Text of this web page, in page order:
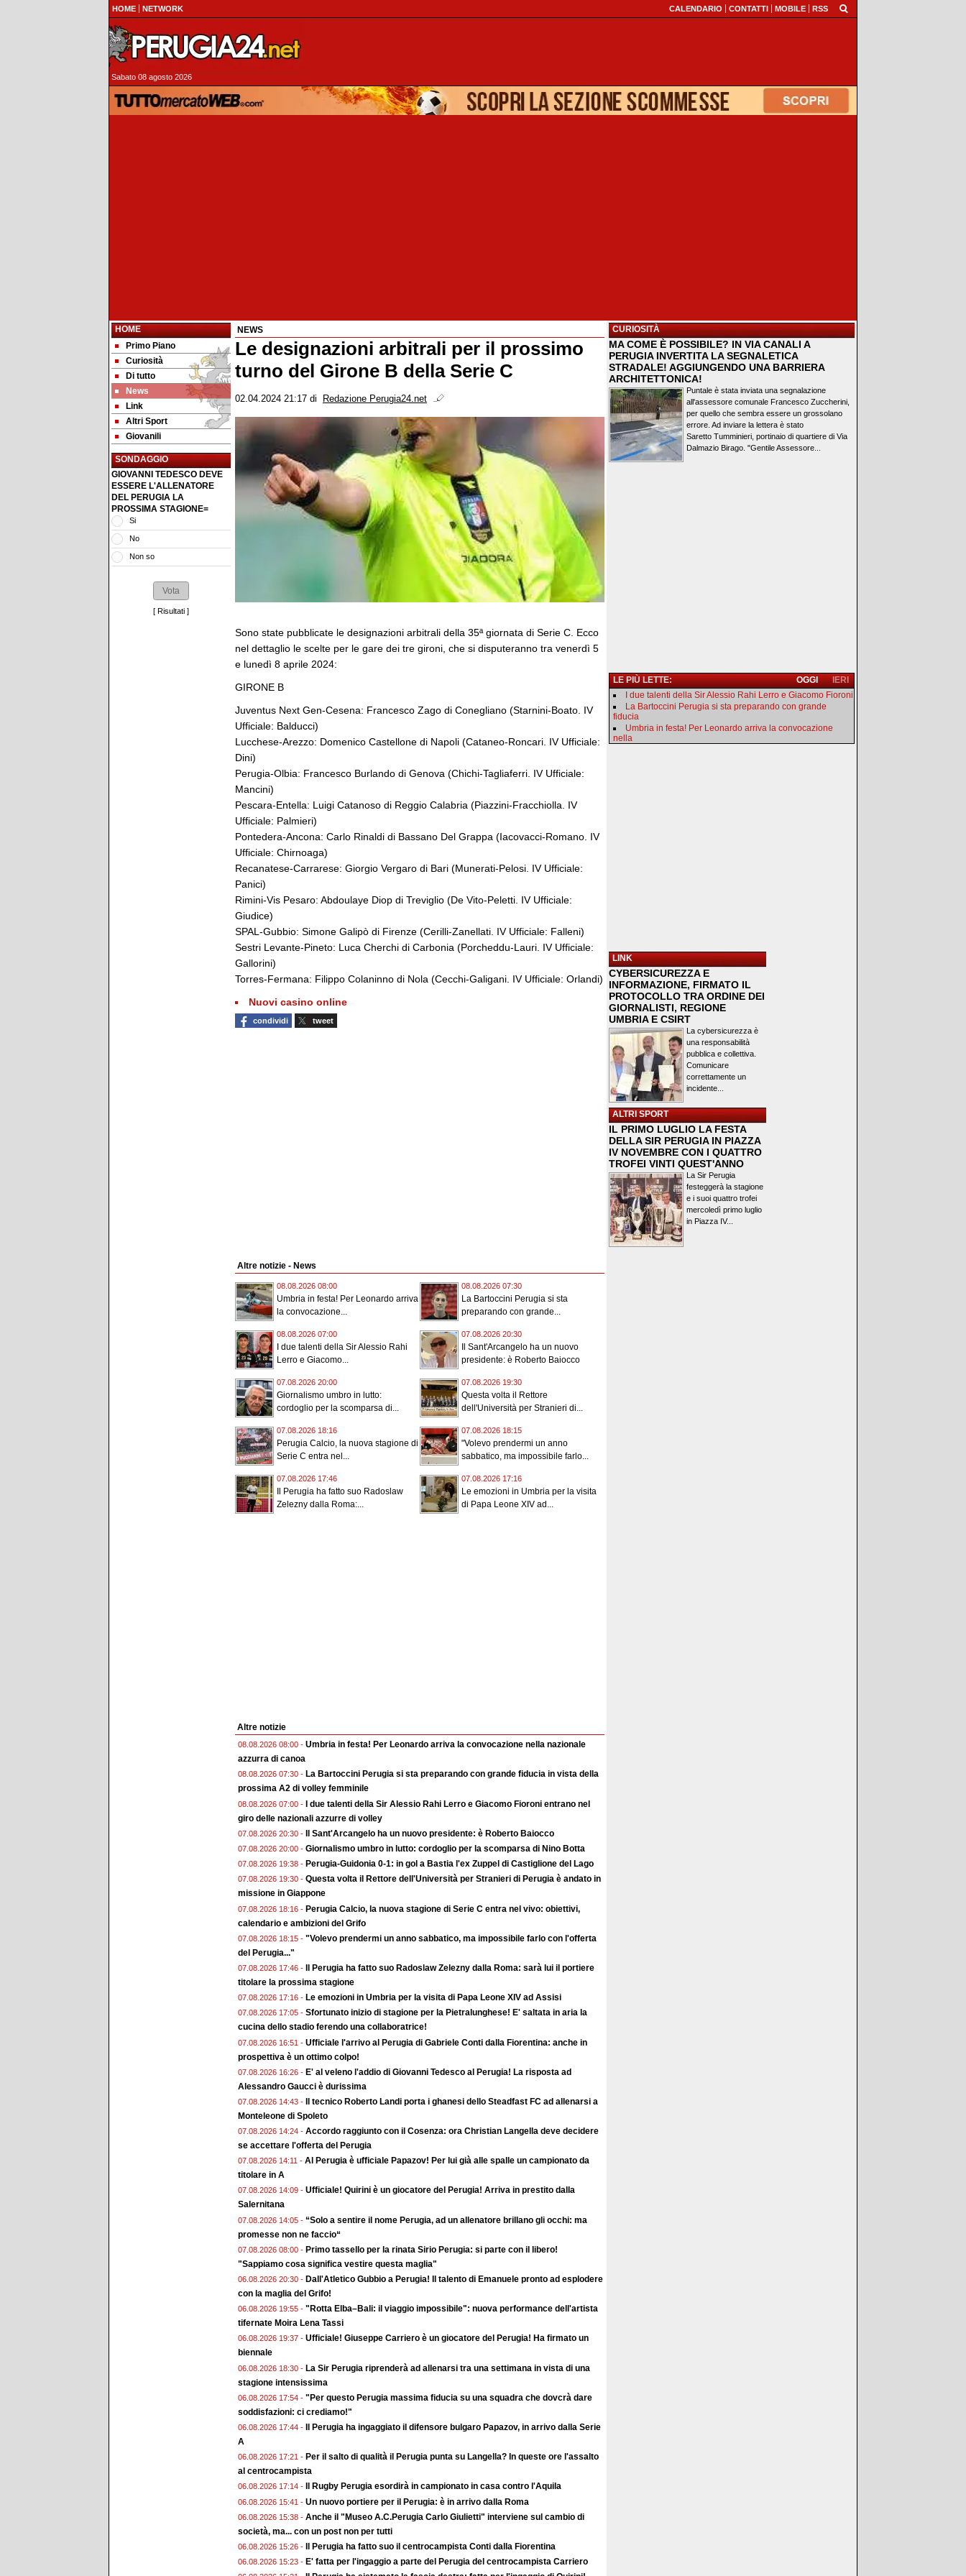
HOME NETWORK CALENDARIO CONTATTI MOBILE RSS
Sabato 08 agosto 2026
HOME
Primo Piano
Curiosità
Di tutto
News
Link
Altri Sport
Giovanili
SONDAGGIO
GIOVANNI TEDESCO DEVE
ESSERE L'ALLENATORE
DEL PERUGIA LA
PROSSIMA STAGIONE=
Si
No
Non so
[ Risultati ]
NEWS
Le designazioni arbitrali per il prossimo
turno del Girone B della Serie C
02.04.2024 21:17 di Redazione Perugia24.net
Sono state pubblicate le designazioni arbitrali della 35ª giornata di Serie C. Ecco
nel dettaglio le scelte per le gare dei tre gironi, che si disputeranno tra venerdì 5
e lunedì 8 aprile 2024:
GIRONE B
Juventus Next Gen-Cesena: Francesco Zago di Conegliano (Starnini-Boato. IV
Ufficiale: Balducci)
Lucchese-Arezzo: Domenico Castellone di Napoli (Cataneo-Roncari. IV Ufficiale:
Dini)
Perugia-Olbia: Francesco Burlando di Genova (Chichi-Tagliaferri. IV Ufficiale:
Mancini)
Pescara-Entella: Luigi Catanoso di Reggio Calabria (Piazzini-Fracchiolla. IV
Ufficiale: Palmieri)
Pontedera-Ancona: Carlo Rinaldi di Bassano Del Grappa (Iacovacci-Romano. IV
Ufficiale: Chirnoaga)
Recanatese-Carrarese: Giorgio Vergaro di Bari (Munerati-Pelosi. IV Ufficiale:
Panici)
Rimini-Vis Pesaro: Abdoulaye Diop di Treviglio (De Vito-Peletti. IV Ufficiale:
Giudice)
SPAL-Gubbio: Simone Galipò di Firenze (Cerilli-Zanellati. IV Ufficiale: Falleni)
Sestri Levante-Pineto: Luca Cherchi di Carbonia (Porcheddu-Lauri. IV Ufficiale:
Gallorini)
Torres-Fermana: Filippo Colaninno di Nola (Cecchi-Galigani. IV Ufficiale: Orlandi)
Nuovi casino online
condividi tweet
Altre notizie - News
08.08.2026 08:00
Umbria in festa! Per Leonardo arriva
la convocazione...
08.08.2026 07:30
La Bartoccini Perugia si sta
preparando con grande...
08.08.2026 07:00
I due talenti della Sir Alessio Rahi
Lerro e Giacomo...
07.08.2026 20:30
Il Sant'Arcangelo ha un nuovo
presidente: è Roberto Baiocco
07.08.2026 20:00
Giornalismo umbro in lutto:
cordoglio per la scomparsa di...
07.08.2026 19:30
Questa volta il Rettore
dell'Università per Stranieri di...
07.08.2026 18:16
Perugia Calcio, la nuova stagione di
Serie C entra nel...
07.08.2026 18:15
"Volevo prendermi un anno
sabbatico, ma impossibile farlo...
07.08.2026 17:46
Il Perugia ha fatto suo Radoslaw
Zelezny dalla Roma:...
07.08.2026 17:16
Le emozioni in Umbria per la visita
di Papa Leone XIV ad...
Altre notizie
08.08.2026 08:00 - Umbria in festa! Per Leonardo arriva la convocazione nella nazionale
azzurra di canoa
08.08.2026 07:30 - La Bartoccini Perugia si sta preparando con grande fiducia in vista della
prossima A2 di volley femminile
08.08.2026 07:00 - I due talenti della Sir Alessio Rahi Lerro e Giacomo Fioroni entrano nel
giro delle nazionali azzurre di volley
07.08.2026 20:30 - Il Sant'Arcangelo ha un nuovo presidente: è Roberto Baiocco
07.08.2026 20:00 - Giornalismo umbro in lutto: cordoglio per la scomparsa di Nino Botta
07.08.2026 19:38 - Perugia-Guidonia 0-1: in gol a Bastia l'ex Zuppel di Castiglione del Lago
07.08.2026 19:30 - Questa volta il Rettore dell'Università per Stranieri di Perugia è andato in
missione in Giappone
07.08.2026 18:16 - Perugia Calcio, la nuova stagione di Serie C entra nel vivo: obiettivi,
calendario e ambizioni del Grifo
07.08.2026 18:15 - "Volevo prendermi un anno sabbatico, ma impossibile farlo con l'offerta
del Perugia..."
07.08.2026 17:46 -
Il Perugia ha fatto suo Radoslaw Zelezny dalla Roma: sarà lui il portiere
titolare la prossima stagione
07.08.2026 17:16 - Le emozioni in Umbria per la visita di Papa Leone XIV ad Assisi
07.08.2026 17:05 - Sfortunato inizio di stagione per la Pietralunghese! E' saltata in aria la
cucina dello stadio ferendo una collaboratrice!
07.08.2026 16:51 - Ufficiale l'arrivo al Perugia di Gabriele Conti dalla Fiorentina: anche in
prospettiva è un ottimo colpo!
07.08.2026 16:26 - E' al veleno l'addio di Giovanni Tedesco al Perugia! La risposta ad
Alessandro Gaucci è durissima
07.08.2026 14:43 -
Il tecnico Roberto Landi porta i ghanesi dello Steadfast FC ad allenarsi a
Monteleone di Spoleto
07.08.2026 14:24 - Accordo raggiunto con il Cosenza: ora Christian Langella deve decidere
se accettare l'offerta del Perugia
07.08.2026 14:11 - Al Perugia è ufficiale Papazov! Per lui già alle spalle un campionato da
titolare in A
07.08.2026 14:09 - Ufficiale! Quirini è un giocatore del Perugia! Arriva in prestito dalla
Salernitana
07.08.2026 14:05 - “Solo a sentire il nome Perugia, ad un allenatore brillano gli occhi: ma
promesse non ne faccio“
07.08.2026 08:00 - Primo tassello per la rinata Sirio Perugia: si parte con il libero!
"Sappiamo cosa significa vestire questa maglia"
06.08.2026 20:30 - Dall'Atletico Gubbio a Perugia! Il talento di Emanuele pronto ad esplodere
con la maglia del Grifo!
06.08.2026 19:55 - "Rotta Elba–Bali: il viaggio impossibile": nuova performance dell'artista
tifernate Moira Lena Tassi
06.08.2026 19:37 - Ufficiale! Giuseppe Carriero è un giocatore del Perugia! Ha firmato un
biennale
06.08.2026 18:30 - La Sir Perugia riprenderà ad allenarsi tra una settimana in vista di una
stagione intensissima
06.08.2026 17:54 - "Per questo Perugia massima fiducia su una squadra che dovcrà dare
soddisfazioni: ci crediamo!"
06.08.2026 17:44 -
Il Perugia ha ingaggiato il difensore bulgaro Papazov, in arrivo dalla Serie
A
06.08.2026 17:21 - Per il salto di qualità il Perugia punta su Langella? In queste ore l'assalto
al centrocampista
06.08.2026 17:14 - Il Rugby Perugia esordirà in campionato in casa contro l'Aquila
06.08.2026 15:41 - Un nuovo portiere per il Perugia: è in arrivo dalla Roma
06.08.2026 15:38 - Anche il "Museo A.C.Perugia Carlo Giulietti" interviene sul cambio di
società, ma... con un post non per tutti
06.08.2026 15:26 - Il Perugia ha fatto suo il centrocampista Conti dalla Fiorentina
06.08.2026 15:23 - E' fatta per l'ingaggio a parte del Perugia del centrocampista Carriero
CURIOSITÀ
MA COME È POSSIBILE? IN VIA CANALI A
PERUGIA INVERTITA LA SEGNALETICA
STRADALE! AGGIUNGENDO UNA BARRIERA
ARCHITETTONICA!
Puntale è stata inviata una segnalazione
all'assessore comunale Francesco Zuccherini,
per quello che sembra essere un grossolano
errore. Ad inviare la lettera è stato
Saretto Tumminieri, portinaio di quartiere di Via
Dalmazio Birago. "Gentile Assessore...
LE PIÙ LETTE: IERI
OGGI
I due talenti della Sir Alessio Rahi Lerro e Giacomo Fioroni
La Bartoccini Perugia si sta preparando con grande
fiducia
Umbria in festa! Per Leonardo arriva la convocazione
nella
LINK
CYBERSICUREZZA E
INFORMAZIONE, FIRMATO IL
PROTOCOLLO TRA ORDINE DEI
GIORNALISTI, REGIONE
UMBRIA E CSIRT
La cybersicurezza è
una responsabilità
pubblica e collettiva.
Comunicare
correttamente un
incidente...
ALTRI SPORT
IL PRIMO LUGLIO LA FESTA
DELLA SIR PERUGIA IN PIAZZA
IV NOVEMBRE CON I QUATTRO
TROFEI VINTI QUEST'ANNO
La Sir Perugia
festeggerà la stagione
e i suoi quattro trofei
mercoledì primo luglio
in Piazza IV...